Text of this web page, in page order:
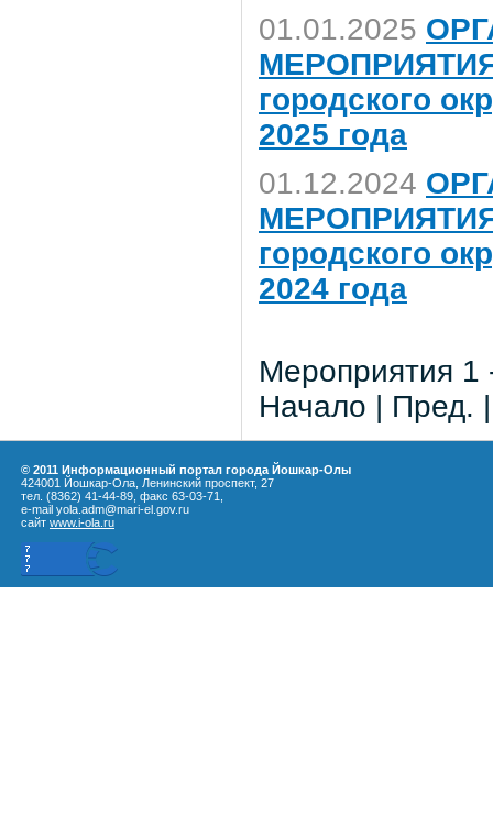
01.01.2025
городского
2025 года
01.12.2024
городского
2024 года
Мероприятия 1
Начало | Пред.
© 2011 Информационный портал города Йошкар-Олы
424001 Йошкар-Ола, Ленинский проспект, 27
тел. (8362) 41-44-89, факс 63-03-71,
e-mail yola.adm@mari-el.gov.ru
сайт www.i-ola.ru